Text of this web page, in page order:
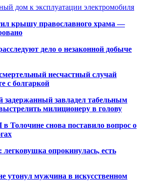
дом к эксплуатации электромобиля
крышу православного храма —
дело о незаконной добыче
несчастный случай
с болгаркой
завладел табельным
милиционеру в голову
Толочине снова поставило вопрос о
опрокинулась, есть
утонул мужчина в искусственном